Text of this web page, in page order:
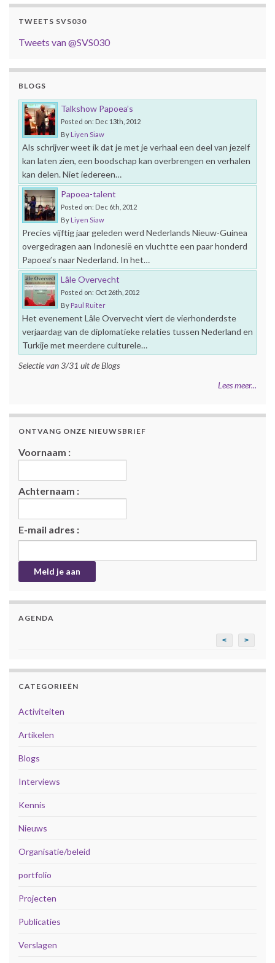
TWEETS SVS030
Tweets van @SVS030
BLOGS
Talkshow Papoea’s
Posted on: Dec 13th, 2012
By Liyen Siaw
Als schrijver weet ik dat je met je verhaal een deel van jezelf
kan laten zien, een boodschap kan overbrengen en verhalen
kan delen. Niet iedereen…
Papoea-talent
Posted on: Dec 6th, 2012
By Liyen Siaw
Precies vijftig jaar geleden werd Nederlands Nieuw-Guinea
overgedragen aan Indonesië en vluchtte een paar honderd
Papoea’s naar Nederland. In het…
Lâle Overvecht
Posted on: Oct 26th, 2012
By Paul Ruiter
Het evenement Lâle Overvecht viert de vierhonderdste
verjaardag van de diplomatieke relaties tussen Nederland en
Turkije met meerdere culturele…
Selectie van 3/31 uit de Blogs
Lees meer...
ONTVANG ONZE NIEUWSBRIEF
Voornaam :
Achternaam :
E-mail adres :
AGENDA
< >
CATEGORIEËN
Activiteiten
Artikelen
Blogs
Interviews
Kennis
Nieuws
Organisatie/beleid
portfolio
Projecten
Publicaties
Verslagen